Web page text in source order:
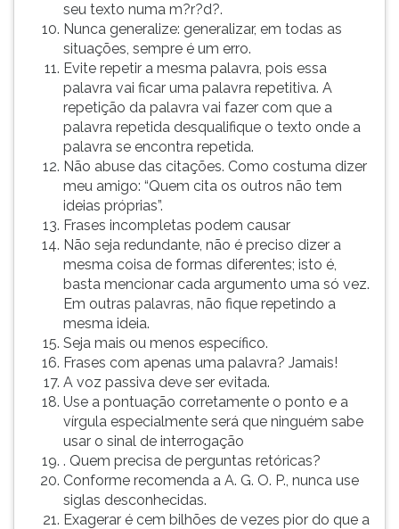
seu texto numa m?r?d?.
Nunca generalize: generalizar, em todas as
situações, sempre é um erro.
Evite repetir a mesma palavra, pois essa
palavra vai ficar uma palavra repetitiva. A
repetição da palavra vai fazer com que a
palavra repetida desqualifique o texto onde a
palavra se encontra repetida.
Não abuse das citações. Como costuma dizer
meu amigo: “Quem cita os outros não tem
ideias próprias”.
Frases incompletas podem causar
Não seja redundante, não é preciso dizer a
mesma coisa de formas diferentes; isto é,
basta mencionar cada argumento uma só vez.
Em outras palavras, não fique repetindo a
mesma ideia.
Seja mais ou menos específico.
Frases com apenas uma palavra? Jamais!
A voz passiva deve ser evitada.
Use a pontuação corretamente o ponto e a
vírgula especialmente será que ninguém sabe
usar o sinal de interrogação
. Quem precisa de perguntas retóricas?
Conforme recomenda a A. G. O. P., nunca use
siglas desconhecidas.
Exagerar é cem bilhões de vezes pior do que a